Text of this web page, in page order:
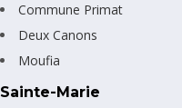
Commune Primat
Deux Canons
Moufia
Sainte-Marie